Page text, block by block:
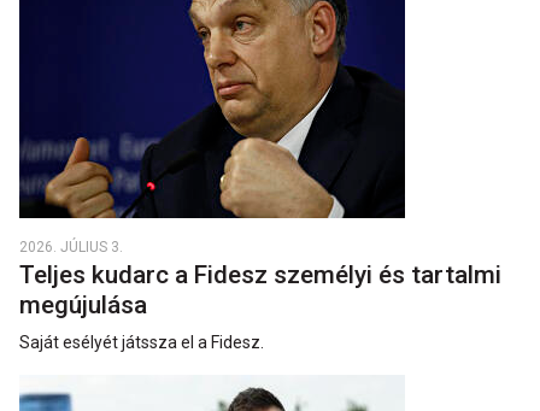
2026. JÚLIUS 3.
Teljes kudarc a Fidesz személyi és tartalmi
megújulása
Saját esélyét játssza el a Fidesz.